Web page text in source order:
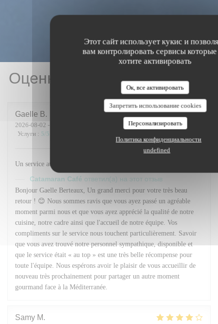
Этот сайт использует кукис и
вам контролировать сервисы
хотите активировать
Ок, все активировать
Запретить использование cookies
Персонализировать
Политика конфиденциальности
undefined
Оценки наших посетителей
Gaelle B
2026-08-02 - 12:30 - гости 2
Услуги : 5/5
Un service au top
Catamaran Café ответил(а) на этот отзыв
Bonjour Gaelle Berteaux, Un grand merci pour votre très beau
retour ! 😊 Nous sommes ravis que vous ayez passé un agréable
moment parmi nous et que vous ayez apprécié la qualité de notre
cuisine, notre cadre ainsi que l'accueil de notre équipe. Vos
compliments sur le service nous touchent particulièrement. Savoir
que vous avez trouvé notre personnel sympathique, disponible et
que le service était « au top » est une très belle récompense pour
toute l'équipe. Nous espérons avoir le plaisir de vous accueillir de
nouveau très prochainement pour partager un autre moment
gourmand face à la Méditerranée.
Samy M